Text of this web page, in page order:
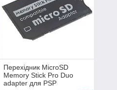
Перехідник MicroSD
Memory Stick Pro Duo
adapter для PSP